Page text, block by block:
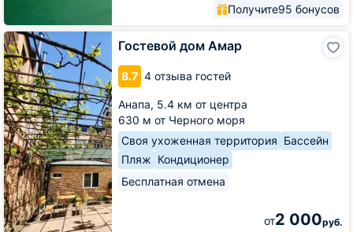
Получите95 бонусов
Гостевой дом Амар
8.7 4 отзыва гостей
Анапа, 5.4 км от центра
630 м от Черного моря
Своя ухоженная территория Бассейн
Пляж Кондиционер
Бесплатная отмена
от2 000руб.
Гостевой
дом
Амар